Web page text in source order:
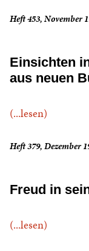
Heft 453, November
Einsichten
aus neuen
(...lesen)
Heft 379, Dezember
Freud in
(...lesen)